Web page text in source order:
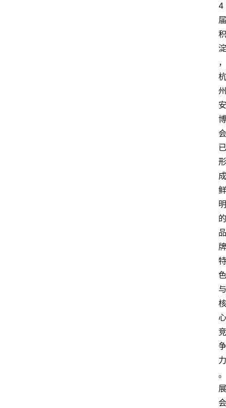
4
届
积
淀
，
杭
州
安
博
会
已
形
成
鲜
明
的
品
牌
特
色
与
核
心
竞
争
力
。
展
会